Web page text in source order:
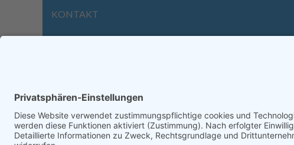
KONTAKT
Wilhelmstraße 39 | 64646 Heppenheim
info@dietz-sensortechnik.de
Impressum